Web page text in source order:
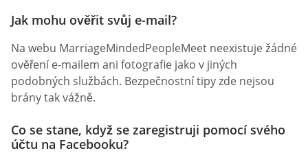
Jak mohu ověřit svůj e-mail?
Na webu MarriageMindedPeopleMeet neexistuje žádné
ověření e-mailem ani fotografie jako v jiných
podobných službách. Bezpečnostní tipy zde nejsou
brány tak vážně.
Co se stane, když se zaregistruji pomocí svého
účtu na Facebooku?